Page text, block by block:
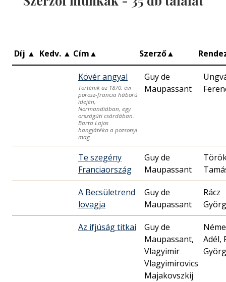
Díj ▲ Kedv. ▲ Cím▲ Szerző▲
Kövér angyal
Történik az 1870. évi
porosz-francia háború
idején,
Normandiában, egy
országúti csárdában.
Barta Lajos
hangjátéka a pozsonyi
mag
Guy de
Maupassant
Te szegény
Franciaország
Guy de
Maupassant
A Becsületrend
lovagja
Guy de
Maupassant
Rácz
Az ifjúság titkai
Guy de
Maupassant,
Vlagyimir
Vlagyimirovics
Majakovszkij
Adél,